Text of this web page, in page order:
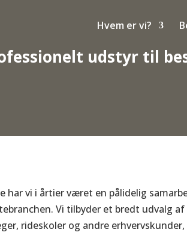
Hvem er vi?
udstyr til
har vi i årtier været en pålidelig
Vi tilbyder et bredt udvalg
rideskoler og andre